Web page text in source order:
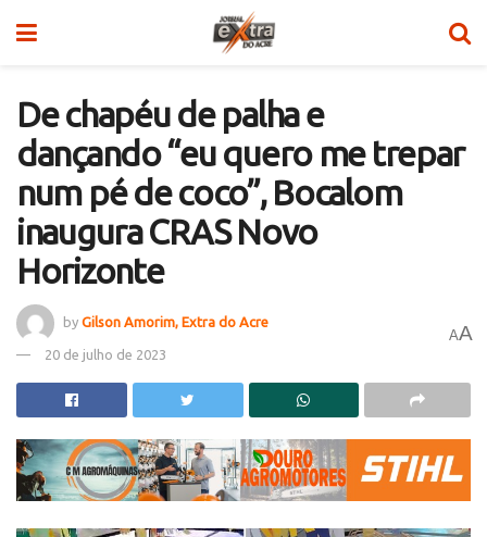
De chapéu de palha e
dançando “eu quero me trepar
num pé de coco”, Bocalom
inaugura CRAS Novo
Horizonte
by Gilson Amorim, Extra do Acre
20 de julho de 2023
AA